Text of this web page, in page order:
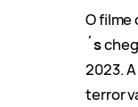
O filme
´s
2023.
terror